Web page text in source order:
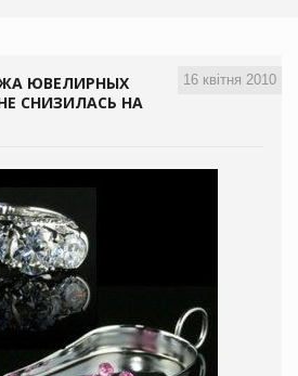
16 квітня 2010
ЮВЕЛИРНЫХ
СНИЗИЛАСЬ НА